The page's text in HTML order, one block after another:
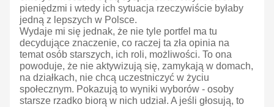
pieniędzmi i wtedy ich sytuacja rzeczywiście byłaby
jedną z lepszych w Polsce.
Wydaje mi się jednak, że nie tyle portfel ma tu
decydujące znaczenie, co raczej ta zła opinia na
temat osób starszych, ich roli, możliwości. To ona
powoduje, że nie aktywizują się, zamykają w domach,
na działkach, nie chcą uczestniczyć w życiu
społecznym. Pokazują to wyniki wyborów - osoby
starsze rzadko biorą w nich udział. A jeśli głosują, to